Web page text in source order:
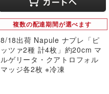
複数の配達期間が選べます
8/18出荷 Napule ナプレ「ピ
ッツァ2種 計4枚」約20cm マ
ルゲリータ・クアトロフォル
マッジ各2枚 ※冷凍